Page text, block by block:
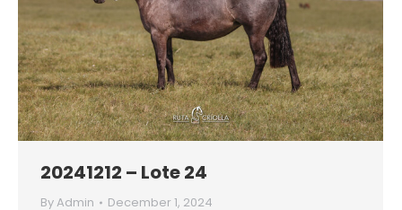
20241212 – Lote 24
ByAdmin December 1, 2024